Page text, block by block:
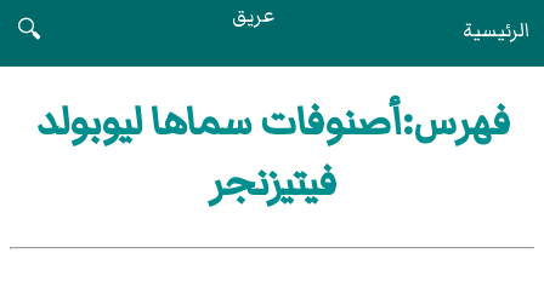
الرئيسية عريق
🔍
فهرس:أصنوفات سماها ليوبولد
فيتيزنجر